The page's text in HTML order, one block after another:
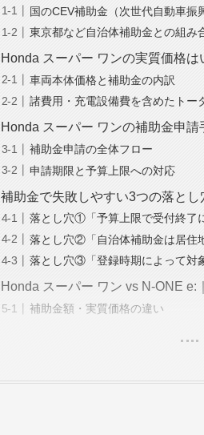
国のCEV補助金（次世代自動車振
東京都など自治体補助金との組み
Honda スーパー ワンの実質価格
車両本体価格と補助金の内訳
諸費用・充電設備費を含めたトー
Honda スーパー ワンの補助金申
補助金申請の全体フロー
申請期限と予算上限への対応
補助金で失敗しやすい3つの落とし
落とし穴①「予算上限で受付終了
落とし穴②「自治体補助金は居住
落とし穴③「登録時期によって対
Honda スーパー ワン vs N-ONE
補助金額・実質価格の違い